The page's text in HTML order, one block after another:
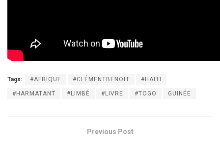
Tags: #AFRIQUE #CLÉMENTBENOIT #HAÏTI
#HARMATANT #LIMBÉ #LIVRE #TOGO GUINÉE
Previous Post